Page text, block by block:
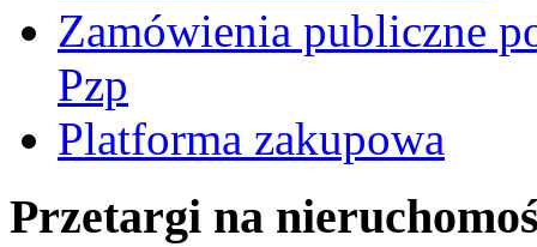
Zamówienia publiczne
Pzp
Platforma zakupowa
Przetargi na